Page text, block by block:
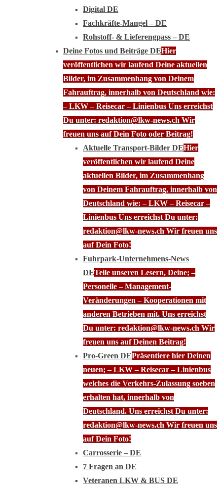
Digital DE
Fachkräfte-Mangel – DE
Rohstoff- & Lieferengpass – DE
Deine Fotos und Beiträge DEHier
veröffentlichen wir laufend Deine aktuellen
Bilder, im Zusammenhang von Deinem
Fahrauftrag, innerhalb von Deutschland wie:
– LKW – Reisecar – Linienbus Uns erreichst
Du unter: redaktion@lkw-news.ch Wir
freuen uns auf Dein Foto oder Beitrag!
Aktuelle Transport-Bilder DEHier
veröffentlichen wir laufend Deine
aktuellen Bilder, im Zusammenhang
von Deinem Fahrauftrag, innerhalb von
Deutschland wie: – LKW – Reisecar –
Linienbus Uns erreichst Du unter:
redaktion@lkw-news.ch Wir freuen uns
auf Dein Foto!
Fuhrpark-Unternehmens-News
DETeile unseren Lesern, Deine; –
Personelle – Management-
Veränderungen – Kooperationen mit
anderen Betrieben mit. Uns erreichst
Du unter: redaktion@lkw-news.ch Wir
freuen uns auf Deinen Beitrag!
Pro-Green DEPräsentiere hier Deinen
neuen; – LKW – Reisecar – Linienbus
welches die Verkehrs-Zulassung soeben
erhalten hat, innerhalb von
Deutschland. Uns erreichst Du unter:
redaktion@lkw-news.ch Wir freuen uns
auf Dein Foto!
Carrosserie – DE
7 Fragen an DE
Veteranen LKW & BUS DE